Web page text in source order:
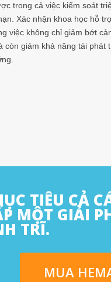
trong cả việc kiểm soát
Xác nhận khoa học hỗ
việc không chỉ giảm bớt
còn giảm khả năng tái phát
TIÊU CẢ
MỘT GIẢI
TRĨ.
MUA